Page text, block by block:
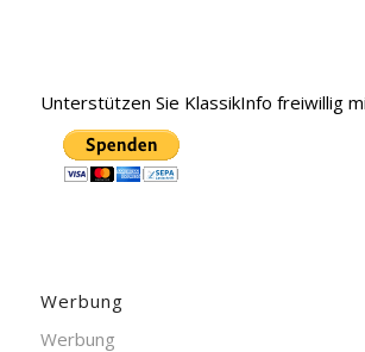
Unterstützen Sie KlassikInfo freiwillig
Werbung
Werbung